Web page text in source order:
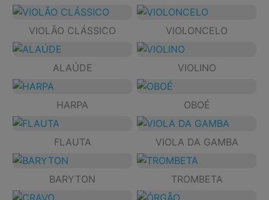
VIOLÃO CLÁSSICO VIOLONCELO
ALAÚDE VIOLINO
HARPA OBOÉ
FLAUTA VIOLA DA GAMBA
BARYTON TROMBETA